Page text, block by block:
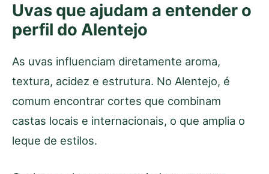
Uvas que ajudam a entender o
perfil do Alentejo
As uvas influenciam diretamente aroma,
textura, acidez e estrutura. No Alentejo, é
comum encontrar cortes que combinam
castas locais e internacionais, o que amplia o
leque de estilos.